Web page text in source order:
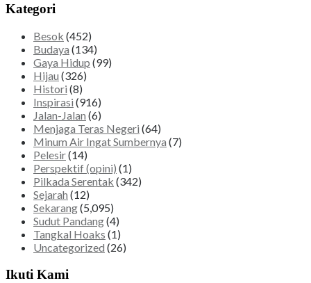
Kategori
Besok (452)
Budaya (134)
Gaya Hidup (99)
Hijau (326)
Histori (8)
Inspirasi (916)
Jalan-Jalan (6)
Menjaga Teras Negeri (64)
Minum Air Ingat Sumbernya (7)
Pelesir(14)
Perspektif (opini) (1)
Pilkada Serentak (342)
Sejarah (12)
Sekarang(5,095)
Sudut Pandang(4)
Tangkal Hoaks (1)
Uncategorized (26)
Ikuti Kami